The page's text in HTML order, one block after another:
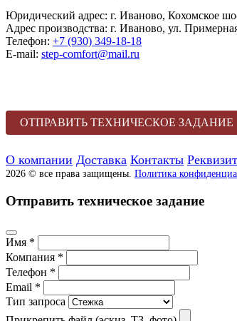
Юридический адрес: г. Иваново, Кохомское
Адрес производства: г. Иваново, ул.
Телефон: +7 (930) 349-18-18
E-mail: step-comfort@mail.ru
ОТПРАВИТЬ ТЕХНИЧЕСКОЕ ЗАДАНИЕ
О компании Доставка Контакты
2026 © все права защищены. Политика
Отправить техническое задание
Имя *
Компания *
Телефон *
Email *
Тип запроса